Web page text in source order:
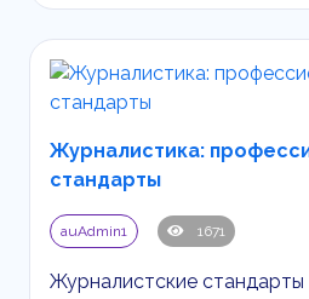
Журналистика:
стандарты
auAdmin1 1671
Журналистские